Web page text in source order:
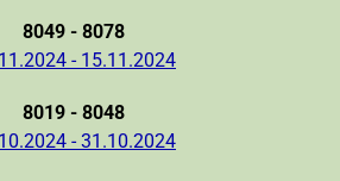
8049 - 8078
- 15.11.2024
8019 - 8048
- 31.10.2024